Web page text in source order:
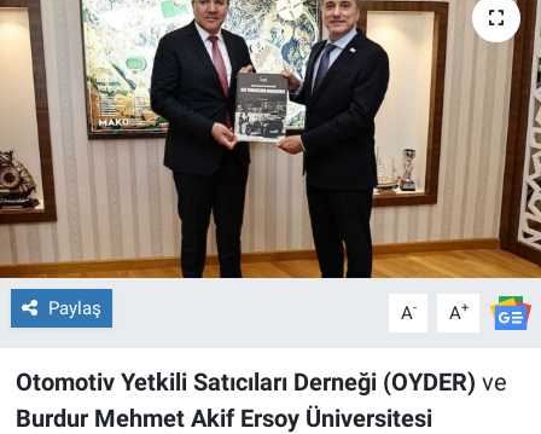
Paylaş A- A+
Otomotiv Yetkili Satıcıları Derneği (OYDER) ve
Burdur Mehmet Akif Ersoy Üniversitesi